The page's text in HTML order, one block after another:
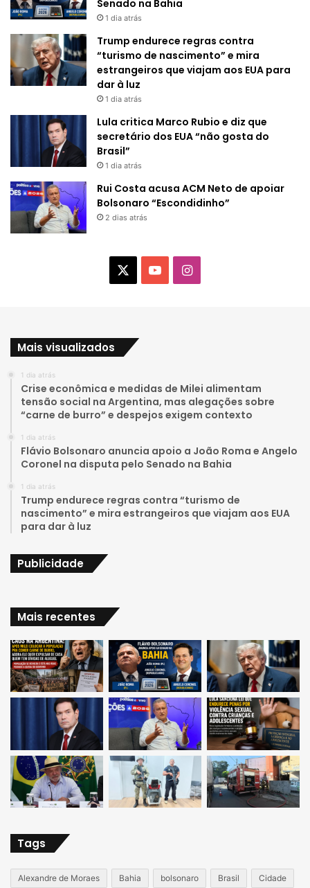
Senado na Bahia
1 dia atrás
Trump endurece regras contra
“turismo de nascimento” e mira
estrangeiros que viajam aos EUA para
dar à luz
1 dia atrás
Lula critica Marco Rubio e diz que
secretário dos EUA “não gosta do
Brasil”
1 dia atrás
Rui Costa acusa ACM Neto de apoiar
Bolsonaro “Escondidinho”
2 dias atrás
b
I
g
a
Mais visualizados
1 dia atrás
Crise econômica e medidas de Milei alimentam
tensão social na Argentina, mas alegações sobre
“carne de burro” e despejos exigem contexto
1 dia atrás
Flávio Bolsonaro anuncia apoio a João Roma e Angelo
Coronel na disputa pelo Senado na Bahia
1 dia atrás
Trump endurece regras contra “turismo de
nascimento” e mira estrangeiros que viajam aos EUA
para dar à luz
Publicidade
Mais recentes
Tags
Alexandre de Moraes Bahia bolsonaro Brasil Cidade